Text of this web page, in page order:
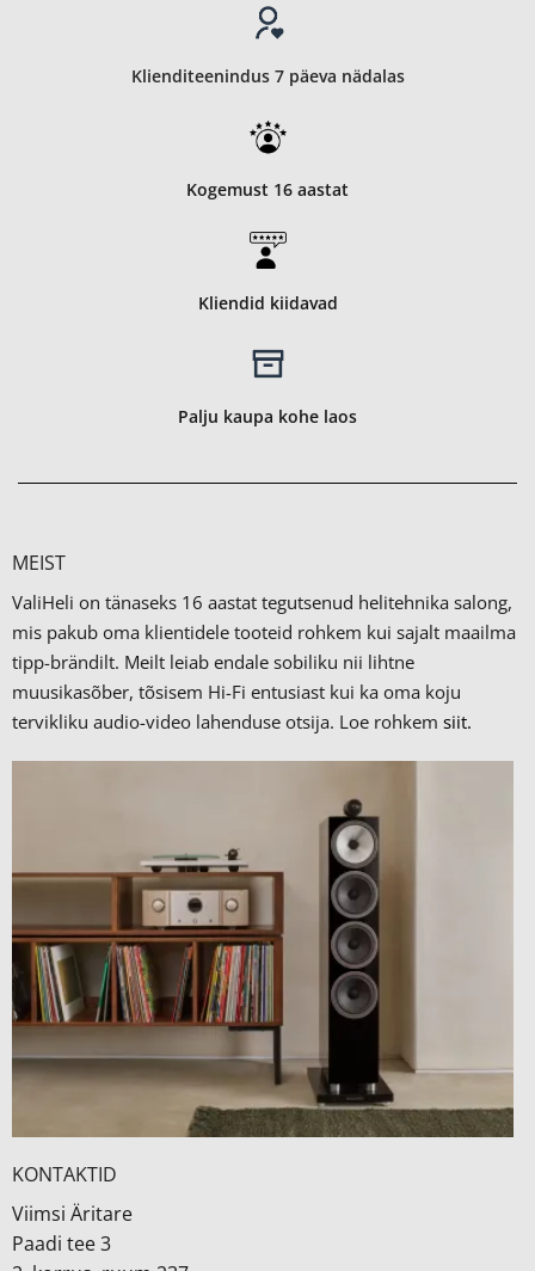
Klienditeenindus 7 päeva nädalas
Kogemust 16 aastat
Kliendid kiidavad
Palju kaupa kohe laos
MEIST
ValiHeli on tänaseks 16 aastat tegutsenud helitehnika salong,
mis pakub oma klientidele tooteid rohkem kui sajalt maailma
tipp-brändilt. Meilt leiab endale sobiliku nii lihtne
muusikasõber, tõsisem Hi-Fi entusiast kui ka oma koju
tervikliku audio-video lahenduse otsija. Loe rohkem siit.
KONTAKTID
Viimsi Äritare
Paadi tee 3